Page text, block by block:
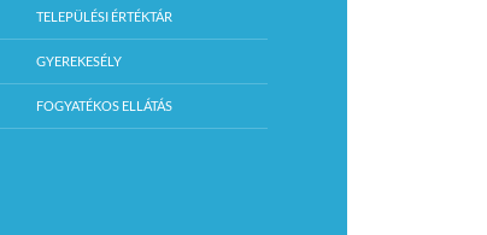
TELEPÜLÉSI ÉRTÉKTÁR
GYEREKESÉLY
FOGYATÉKOS ELLÁTÁS